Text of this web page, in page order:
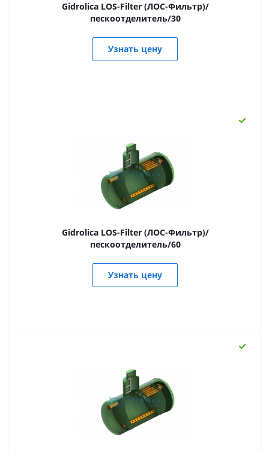
Gidrolica LOS-Filter (ЛОС-Фильтр)/
пескоотделитель/30
Узнать цену
Gidrolica LOS-Filter (ЛОС-Фильтр)/
пескоотделитель/60
Узнать цену